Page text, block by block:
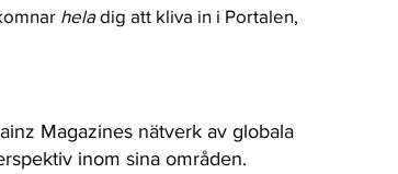
hela dig att kliva in i Portalen,
Magazines nätverk av globala
inom sina områden.